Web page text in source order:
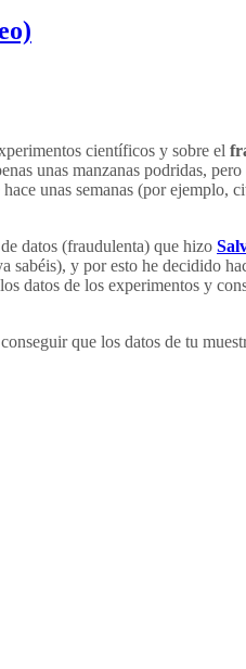
científicos y sobre el
unas manzanas podridas,
unas semanas (por ejemplo,
datos (fraudulenta) que hizo
sabéis), y por esto he decidido
datos de los experimentos y
que los datos de tu